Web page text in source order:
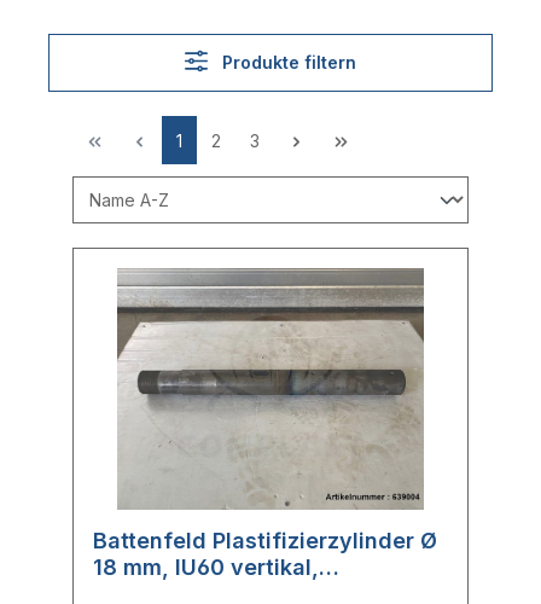
Produkte filtern
1 2 3
Battenfeld Plastifizierzylinder Ø
18 mm, IU60 vertikal,